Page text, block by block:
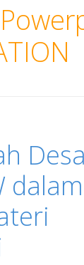
dalam